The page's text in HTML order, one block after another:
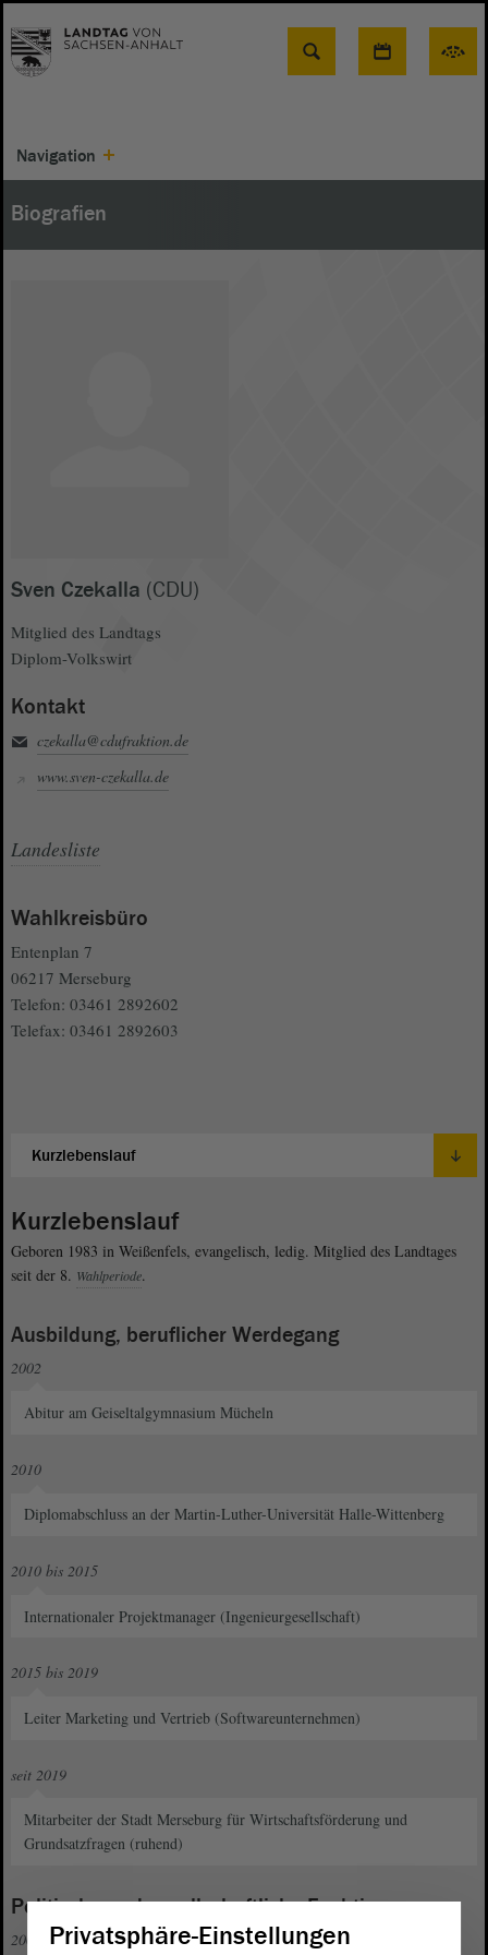
Suche
Navigation
Biografien
Sven Czekalla (CDU)
Mitglied des Landtags
Diplom-Volkswirt
Kontakt
czekalla@cdufraktion.de
www.sven-czekalla.de
Landesliste
Wahlkreisbüro
Entenplan 7
06217 Merseburg
Telefon: 03461 2892602
Telefax: 03461 2892603
Kurzlebenslauf
Geboren 1983 in Weißenfels, evangelisch, ledig. Mitglied des Landtages
seit der 8. Wahlperiode.
Ausbildung, beruflicher Werdegang
2002
Abitur am Geiseltalgymnasium Mücheln
2010
Diplomabschluss an der Martin-Luther-Universität Halle-Wittenberg
2010 bis 2015
Internationaler Projektmanager (Ingenieurgesellschaft)
2015 bis 2019
Leiter Marketing und Vertrieb (Softwareunternehmen)
seit 2019
Mitarbeiter der Stadt Merseburg für Wirtschaftsförderung und
Grundsatzfragen (ruhend)
Politische und gesellschaftliche Funktionen
2004 Privatsphäre-Einstellungen